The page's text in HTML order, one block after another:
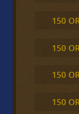
150
150
150
150